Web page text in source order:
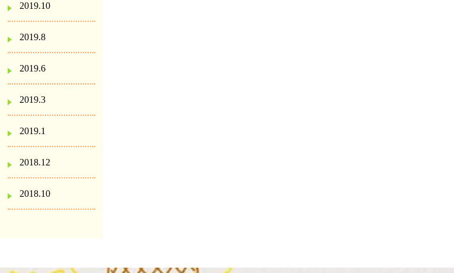
2019.10
2019.8
2019.6
2019.3
2019.1
2018.12
2018.10